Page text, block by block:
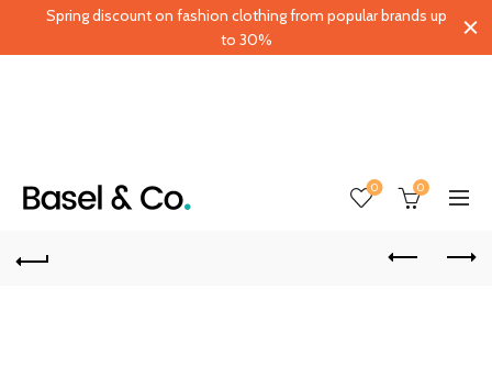
0 0
Spring discount on fashion clothing from popular brands up
to 30%